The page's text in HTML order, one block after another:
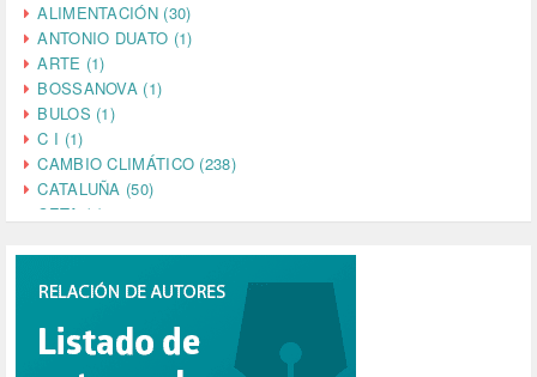
ALIMENTACIÓN (30)
ANTONIO DUATO (1)
ARTE (1)
BOSSANOVA (1)
BULOS (1)
C I (1)
CAMBIO CLIMÁTICO (238)
CATALUÑA (50)
CETA (2)
CINE (35)
COMPROMISO (2)
CONFERENCIA (1)